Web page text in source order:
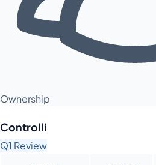
Ownership
Controlli
Q1 Review